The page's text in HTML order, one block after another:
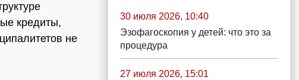
кредиты,
не
30 июля 2026, 10:40
Эзофагоскопия у детей: что это за
процедура
27 июля 2026, 15:01